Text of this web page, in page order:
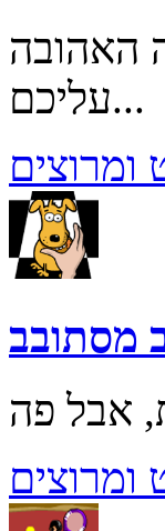
האהובה
עליכם...
מסתובב